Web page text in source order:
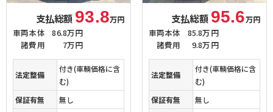
支払総額 93.8万円
車両本体
86.8万円
諸費用
7万円
法定整備
付き(車輌価格に含
む)
保証有無
無し
支払総額 95.6万円
車両本体
85.8万円
諸費用
9.8万円
法定整備
付き(車輌価格に含
む)
保証有無
無し